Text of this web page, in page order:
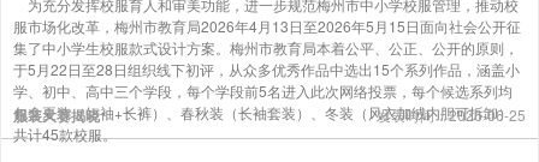
为充分发挥校服育人和审美功能，进一步规范梅州市中小学校服管理，推动校
服市场化改革，梅州市教育局2026年4月13日至2026年5月15日面向社会公开征
集了中小学生校服款式设计方案。梅州市教育局本着公平、公正、公开的原则，
于5月22日至28日组织线下初评，从众多优秀作品中选出15个系列作品，涵盖小
学、初中、高中三个学段，每个学段前5名进入此次网络投票，每个候选系列均
包含夏装（短袖+长裤）、春秋装（长袖套装）、冬装（风衣加绒内胆可拆卸）
共计45款校服。
服装大赛揭晓 发表时间：2026-06-25